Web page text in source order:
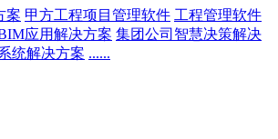
案 甲方工程项目管理软件 工程管理软件
应用解决方案 集团公司智慧决策解决
统解决方案 ......